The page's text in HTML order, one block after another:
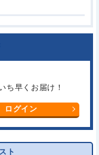
ち早くお届け！
ログイン
ト